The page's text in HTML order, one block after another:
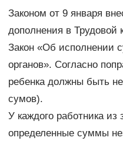
Законом от 9 января
дополнения в Трудовой
Закон «Об исполнении
органов». Согласно
ребенка должны быть
сумов).
У каждого работника
определенные суммы